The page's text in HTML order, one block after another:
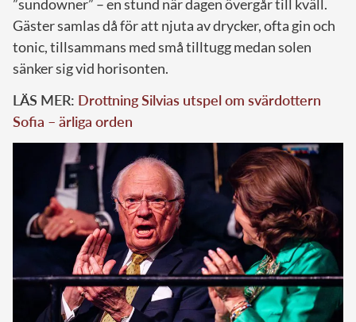
”sundowner” – en stund när dagen övergår till kväll.
Gäster samlas då för att njuta av drycker, ofta gin och
tonic, tillsammans med små tilltugg medan solen
sänker sig vid horisonten.
LÄS MER: Drottning Silvias utspel om svärdottern
Sofia – ärliga orden